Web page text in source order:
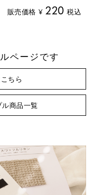
販売価格 ¥ 220 税込
ページです
ちら
商品一覧